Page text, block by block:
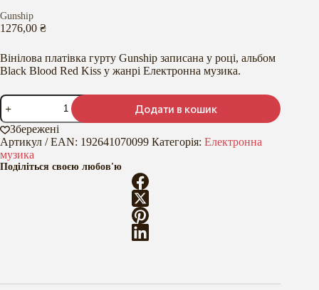
Gunship
1276,00 ₴
Вінілова платівка гурту Gunship записана у році, альбом
Black Blood Red Kiss у жанрі Електронна музика.
Black
Blood
Red
Kiss
кількість
Додати в кошик
Збережені
Артикул / EAN: 192641070099 Категорія: Електронна
музика
Поділіться своєю любов'ю